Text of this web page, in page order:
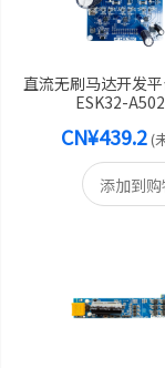
直流无刷马达开发
ESK32-
CN¥439.2(
添加到